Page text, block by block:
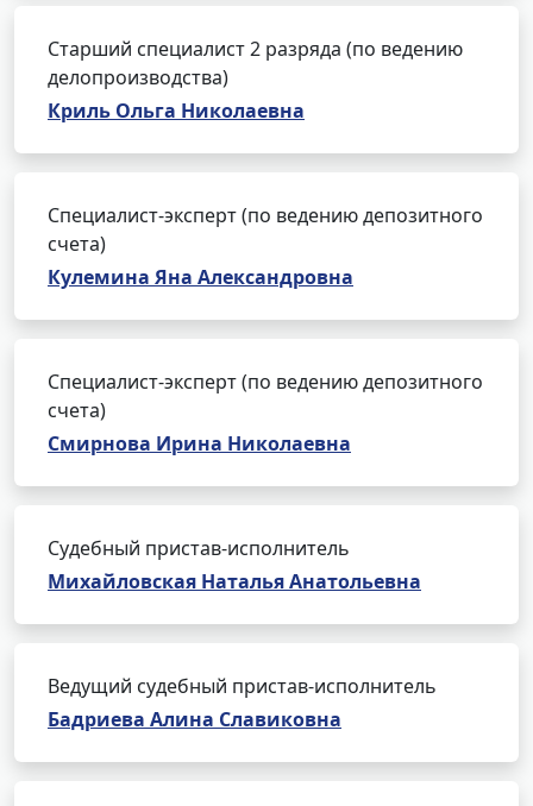
Старший специалист 2 разряда (по ведению
делопроизводства)
Криль Ольга Николаевна
Специалист-эксперт (по ведению депозитного
счета)
Кулемина Яна Александровна
Специалист-эксперт (по ведению депозитного
счета)
Смирнова Ирина Николаевна
Судебный пристав-исполнитель
Михайловская Наталья Анатольевна
Ведущий судебный пристав-исполнитель
Бадриева Алина Славиковна